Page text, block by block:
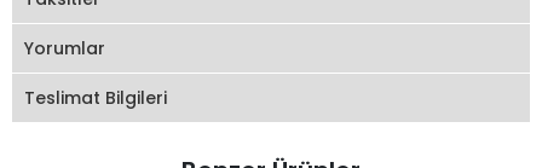
Yorumlar
Teslimat Bilgileri